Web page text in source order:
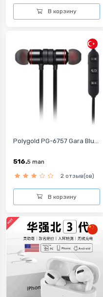
В корзину
Polygold PG-6757 Gara Blu...
516.5 man
2 отзыв(ов)
В корзину